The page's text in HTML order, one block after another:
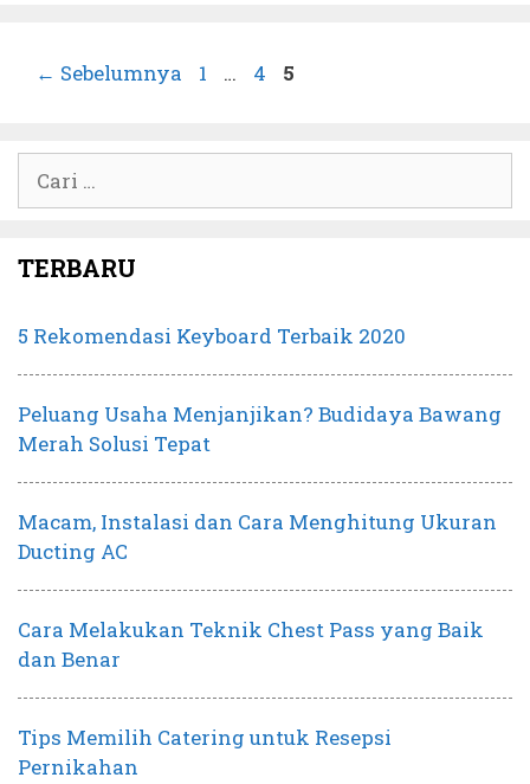
← Sebelumnya Halaman
1 … Halaman
4 Halaman
5
untuk:
TERBARU
5 Rekomendasi Keyboard Terbaik 2020
Peluang Usaha Menjanjikan? Budidaya Bawang
Merah Solusi Tepat
Macam, Instalasi dan Cara Menghitung Ukuran
Ducting AC
Cara Melakukan Teknik Chest Pass yang Baik
dan Benar
Tips Memilih Catering untuk Resepsi
Pernikahan